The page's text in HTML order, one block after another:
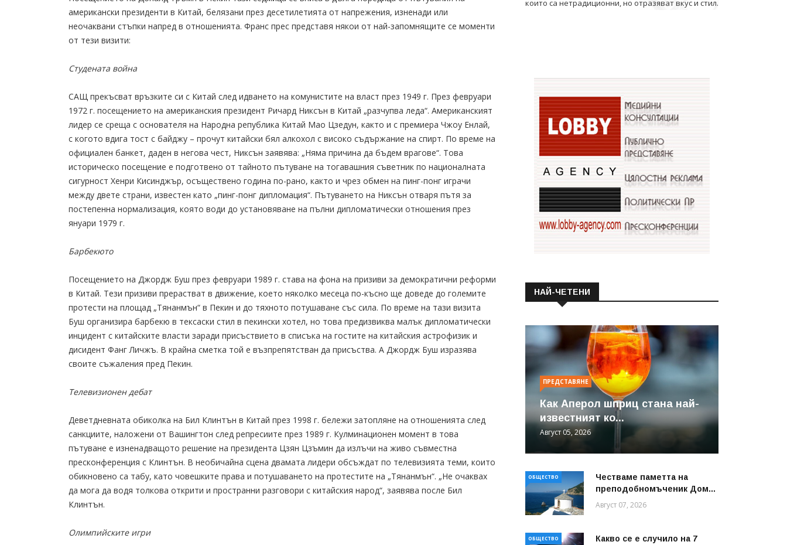
американски президенти в Китай, белязани през десетилетията от напрежения, изненади или
неочаквани стъпки напред в отношенията. Франс прес представя някои от най-запомнящите се моменти
от тези визити:
Студената война
САЩ прекъсват връзките си с Китай след идването на комунистите на власт през 1949 г. През февруари
1972 г. посещението на американския президент Ричард Никсън в Китай „разчупва леда“. Американският
лидер се среща с основателя на Народна република Китай Мао Цзедун, както и с премиера Чжоу Енлай,
с когото вдига тост с байджу – прочут китайски бял алкохол с високо съдържание на спирт. По време на
официален банкет, даден в негова чест, Никсън заявява: „Няма причина да бъдем врагове“. Това
историческо посещение е подготвено от тайното пътуване на тогавашния съветник по националната
сигурност Хенри Кисинджър, осъществено година по-рано, както и чрез обмен на пинг-понг играчи
между двете страни, известен като „пинг-понг дипломация“. Пътуването на Никсън отваря пътя за
постепенна нормализация, която води до установяване на пълни дипломатически отношения през
януари 1979 г.
Барбекюто
Посещението на Джордж Буш през февруари 1989 г. става на фона на призиви за демократични реформи
в Китай. Тези призиви прерастват в движение, което няколко месеца по-късно ще доведе до големите
протести на площад „Тянанмън“ в Пекин и до тяхното потушаване със сила. По време на тази визита
Буш организира барбекю в тексаски стил в пекински хотел, но това предизвиква малък дипломатически
инцидент с китайските власти заради присъствието в списъка на гостите на китайския астрофизик и
дисидент Фанг Личжъ. В крайна сметка той е възпрепятстван да присъства. А Джордж Буш изразява
своите съжаления пред Пекин.
Телевизионен дебат
Деветдневната обиколка на Бил Клинтън в Китай през 1998 г. бележи затопляне на отношенията след
санкциите, наложени от Вашингтон след репресиите през 1989 г. Кулминационен момент в това
пътуване е изненадващото решение на президента Цзян Цзъмин да излъчи на живо съвместна
пресконференция с Клинтън. В необичайна сцена двамата лидери обсъждат по телевизията теми, които
обикновено са табу, като човешките права и потушаването на протестите на „Тянанмън“. „Не очаквах
да мога да водя толкова открити и пространни разговори с китайския народ“, заявява после Бил
Клинтън.
Олимпийските игри
които са нетрадиционни, но отразяват вкус и стил.
НАЙ-ЧЕТЕНИ
ПРЕДСТАВЯНЕ
Как Аперол шприц стана най-
известният ко...
Август 05, 2026
ОБЩЕСТВО
Честваме паметта на
преподобномъченик Дом...
Август 07, 2026
ОБЩЕСТВО
Какво се е случило на 7